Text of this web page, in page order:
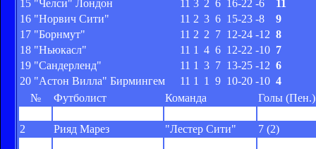
15 "Челси" Лондон 11 3 2 6 16-22 -6
11
16 "Норвич Сити" 11 2 3 6 15-23 -8
9
17 "Борнмут" 11 2 2 7 12-24 -12 8
18 "Ньюкасл" 11 1 4 6 12-22 -10 7
19 "Сандерленд" 11 1 3 7 13-25 -12 6
20 "Астон Вилла" Бирмингем 11 1 1 9 10-20 -10 4
№
Футболист Команда
Голы (Пен.)
2
Рияд Марез "Лестер Сити"
7 (2)